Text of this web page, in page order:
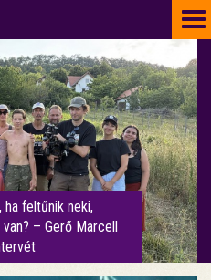
ha feltűnik neki,
– Gerő Marcell